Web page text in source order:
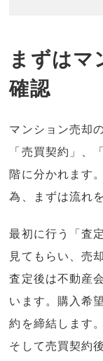
まずはマ
確認
マンション売却
「売買契約」、
階に分かれます
為、まずは流れ
最初に行う「査
見てもらい、売
査定後は不動産
います。購入希
約を締結します。
そして売買契約